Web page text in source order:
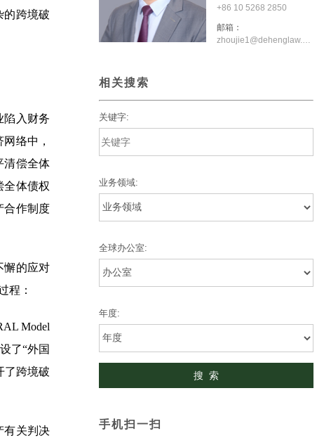
的跨境破
陷入财务
络中，
清偿全体
全体债权
合作制度
懈的应对
程：
Model
了“外国
了跨境破
有关判决
+86 10 5268 2850
邮箱：
zhoujie1@dehenglaw.com
相关搜索
关键字:
业务领域:
全球办公室:
年度:
手机扫一扫